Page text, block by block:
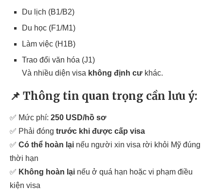
Du lịch (B1/B2)
Du học (F1/M1)
Làm việc (H1B)
Trao đổi văn hóa (J1)
Và nhiều diện visa không định cư khác.
📌 Thông tin quan trọng cần lưu ý:
✅ Mức phí: 250 USD/hồ sơ
✅ Phải đóng trước khi được cấp visa
✅ Có thể hoàn lại nếu người xin visa rời khỏi Mỹ đúng
thời hạn
✅ Không hoàn lại nếu ở quá hạn hoặc vi phạm điều
kiện visa